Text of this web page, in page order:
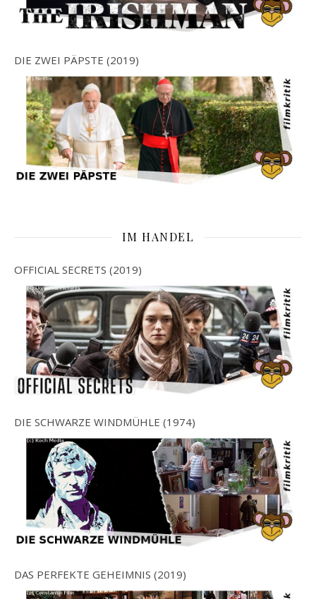
DIE ZWEI PÄPSTE (2019)
IM HANDEL
OFFICIAL SECRETS (2019)
DIE SCHWARZE WINDMÜHLE (1974)
DAS PERFEKTE GEHEIMNIS (2019)